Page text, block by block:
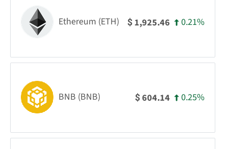
Ethereum (ETH) $ 1,925.46 0.21%
BNB (BNB) $604.14 0.25%